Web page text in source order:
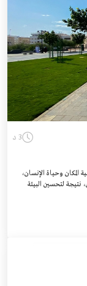
3 د
المكان وحياة الإنسان،
نتيجة لتحسين البيئة